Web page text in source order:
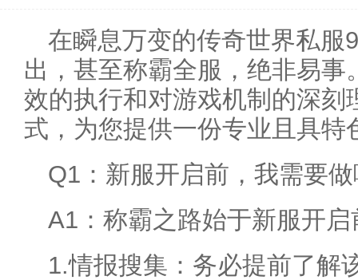
在瞬息万变的传奇世界私服
出，甚至称霸全服，绝非易
效的执行和对游戏机制的深刻
式，为您提供一份专业且具特
Q1：新服开启前，我需要
A1：称霸之路始于新服开启
1.情报搜集：务必提前了解